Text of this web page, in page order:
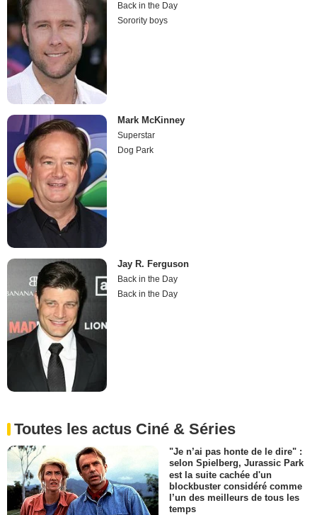
Back in the Day
Sorority boys
Mark McKinney
Superstar
Dog Park
Jay R. Ferguson
Back in the Day
Back in the Day
Toutes les actus Ciné & Séries
"Je n’ai pas honte de le dire" :
selon Spielberg, Jurassic Park
est la suite cachée d'un
blockbuster considéré comme
l’un des meilleurs de tous les
temps